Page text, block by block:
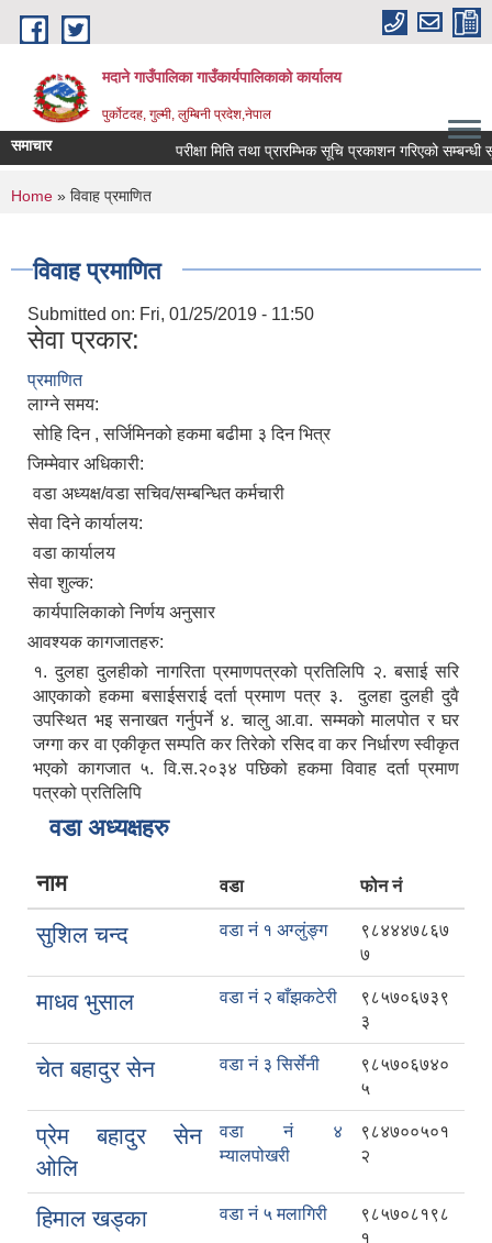
Skip to main content
मदाने गाउँपालिका गाउँकार्यपालिकाको कार्यालय
पुर्कोटदह, गुल्मी, लुम्बिनी प्रदेश,नेपाल
समाचार परीक्षा मिति तथा प्रारम्भिक सूचि प्रकाशन गरिएको सम्बन्धी
You are here
Home » विवाह प्रमाणित
विवाह प्रमाणित
Submitted on: Fri, 01/25/2019 - 11:50
सेवा प्रकार:
प्रमाणित
लाग्ने समय:
सोहि दिन , सर्जिमिनको हकमा बढीमा ३ दिन भित्र
जिम्मेवार अधिकारी:
वडा अध्यक्ष/वडा सचिव/सम्बन्धित कर्मचारी
सेवा दिने कार्यालय:
वडा कार्यालय
सेवा शुल्क:
कार्यपालिकाको निर्णय अनुसार
आवश्यक कागजातहरु:
१. दुलहा दुलहीको नागरिता प्रमाणपत्रको प्रतिलिपि २. बसाई सरि
आएकाको हकमा बसाईसराई दर्ता प्रमाण पत्र ३. दुलहा दुलही दुवै
उपस्थित भइ सनाखत गर्नुपर्ने ४. चालु आ.वा. सम्मको मालपोत र घर
जग्गा कर वा एकीकृत सम्पति कर तिरेको रसिद वा कर निर्धारण स्वीकृत
भएको कागजात ५. वि.स.२०३४ पछिको हकमा विवाह दर्ता प्रमाण
पत्रको प्रतिलिपि
वडा अध्यक्षहरु
नाम वडा फोन नं
सुशिल चन्द वडा नं १ अग्लुंङ्ग
९८४४४७८६७
७
माधव भुसाल वडा नं २ बाँझकटेरी
९८५७०६७३९
३
चेत बहादुर सेन वडा नं ३ सिर्सेनी
९८५७०६७४०
५
प्रेम बहादुर सेन
ओलि
वडा नं ४
म्यालपोखरी
९८४७००५०१
२
हिमाल खड्का वडा नं ५ मलागिरी
९८५७०८१९८
१